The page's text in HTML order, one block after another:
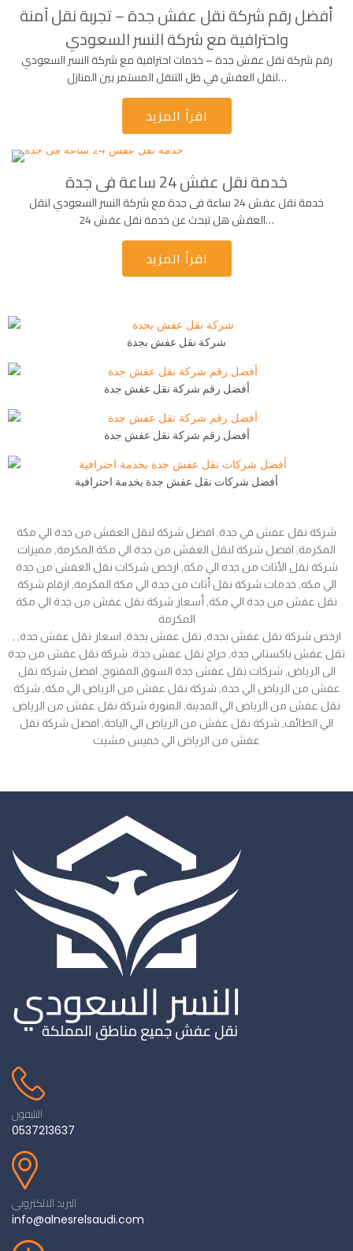
أفضل رقم شركة نقل عفش جدة – تجربة نقل آمنة
واحترافية مع شركة النسر السعودي
رقم شركة نقل عفش جدة – خدمات احترافية مع شركة النسر السعودي
لنقل العفش في ظل التنقل المستمر بين المنازل…
اقرأ المزيد
خدمة نقل عفش 24 ساعة فى جدة
خدمة نقل عفش 24 ساعة فى جدة مع شركة النسر السعودي لنقل
العفش هل تبحث عن خدمة نقل عفش 24…
اقرأ المزيد
شركة نقل عفش بجدة
أفضل رقم شركة نقل عفش جدة
أفضل رقم شركة نقل عفش جدة
أفضل شركات نقل عفش جدة بخدمة احترافية
شركة نقل عفش في جدة, افضل شركة لنقل العفش من جدة الي مكة
المكرمة, افضل شركة لنقل العفش من جدة الي مكة المكرمة, مميزات
شركة نقل الأثاث من جده الي مكه, ارخص شركات نقل العفش من جدة
الي مكه, خدمات شركة نقل أثاث من جدة الي مكة المكرمة, ارقام شركة
نقل عفش من جدة الي مكة, أسعار شركة نقل عفش من جدة الي مكة
المكرمة
نقل عفش باكستاني جدة, حراج نقل عفش جدة, شركة نقل عفش من جدة
الى الرياض, شركات نقل عفش جدة السوق المفتوح, افضل شركة نقل
عفش من الرياض الي جدة, شركة نقل عفش من الرياض الي مكة, شركة
نقل عفش من الرياض الي المدينة, المنورة شركة نقل عفش من الرياض
الي الطائف, شركة نقل عفش من الرياض الي الباحة, افضل شركة نقل
عفش من الرياض الي خميس مشيت
التليفون
0537213637
البريد الالكتروني
info@alnesrelsaudi.com